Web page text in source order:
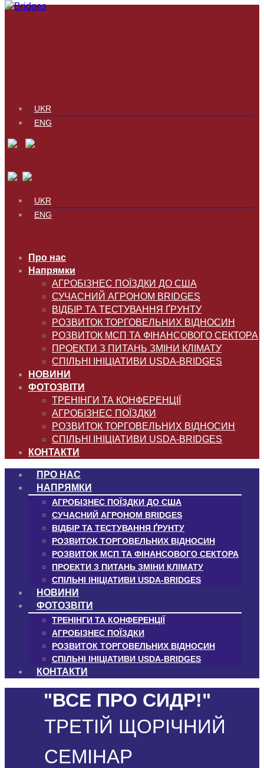
UKR
ENG
UKR
ENG
Про нас
Напрямки
АГРОБІЗНЕС ПОЇЗДКИ ДО США
СУЧАСНИЙ АГРОНОМ BRIDGES
ВІДБІР ТА ТЕСТУВАННЯ ҐРУНТУ
РОЗВИТОК ТОРГОВЕЛЬНИХ ВІДНОСИН
РОЗВИТОК МСП ТА ФІНАНСОВОГО СЕКТОРА
ПРОЕКТИ З ПИТАНЬ ЗМІНИ КЛІМАТУ
СПІЛЬНІ ІНІЦІАТИВИ USDA-BRIDGES
НОВИНИ
ФОТОЗВІТИ
ТРЕНІНГИ ТА КОНФЕРЕНЦІЇ
АГРОБІЗНЕС ПОЇЗДКИ
РОЗВИТОК ТОРГОВЕЛЬНИХ ВІДНОСИН
СПІЛЬНІ ІНІЦІАТИВИ USDA-BRIDGES
КОНТАКТИ
ПРО НАС
НАПРЯМКИ
АГРОБІЗНЕС ПОЇЗДКИ ДО США
СУЧАСНИЙ АГРОНОМ BRIDGES
ВІДБІР ТА ТЕСТУВАННЯ ҐРУНТУ
РОЗВИТОК ТОРГОВЕЛЬНИХ ВІДНОСИН
РОЗВИТОК МСП ТА ФІНАНСОВОГО СЕКТОРА
ПРОЕКТИ З ПИТАНЬ ЗМІНИ КЛІМАТУ
СПІЛЬНІ ІНІЦІАТИВИ USDA-BRIDGES
НОВИНИ
ФОТОЗВІТИ
ТРЕНІНГИ ТА КОНФЕРЕНЦІЇ
АГРОБІЗНЕС ПОЇЗДКИ
РОЗВИТОК ТОРГОВЕЛЬНИХ ВІДНОСИН
СПІЛЬНІ ІНІЦІАТИВИ USDA-BRIDGES
КОНТАКТИ
"ВСЕ ПРО СИДР!"
ТРЕТІЙ ЩОРІЧНИЙ
СЕМІНАР